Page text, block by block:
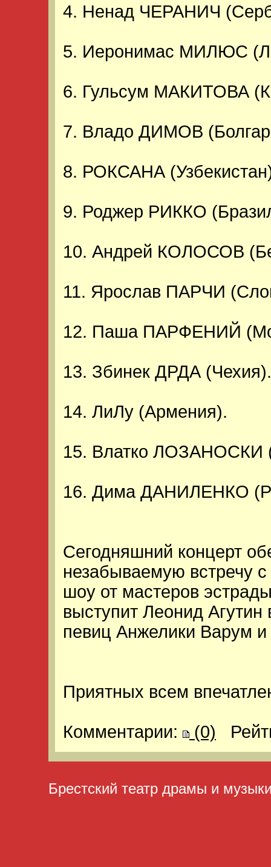
4. Ненад ЧЕРАНИЧ
5. Иеронимас МИЛЮС
6. Гульсум МАКИТОВА
7. Владо ДИМОВ
8. РОКСАНА
9. Роджер РИККО
10. Андрей КОЛОСОВ
11. Ярослав ПАРЧИ
12. Паша ПАРФЕНИЙ
13. Збинек ДРДА (Чехия).
14. ЛиЛу (Армения).
15. Влатко ЛОЗАНОСКИ
16. Дима ДАНИЛЕНКО
Сегодняшний концерт
незабываемую встречу
шоу от мастеров
выступит Леонид
певиц Анжелики Варум
Приятных всем
Комментарии: (0)
Брестский театр драмы и